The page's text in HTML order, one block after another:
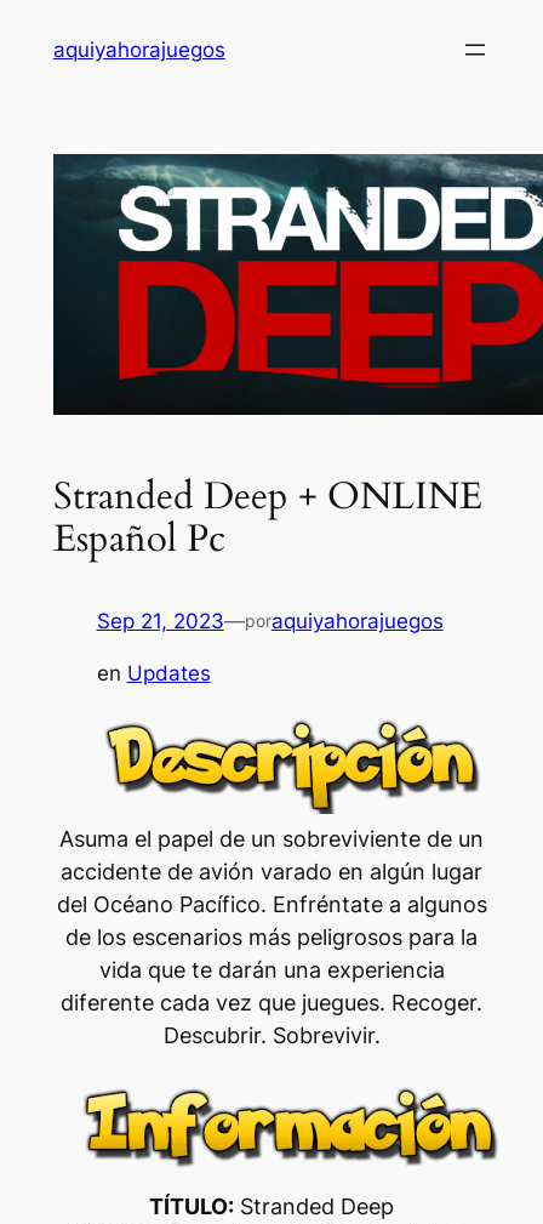
aquiyahorajuegos
Stranded Deep + ONLINE
Español Pc
Sep 21, 2023—poraquiyahorajuegos
en Updates
Asuma el papel de un sobreviviente de un
accidente de avión varado en algún lugar
del Océano Pacífico. Enfréntate a algunos
de los escenarios más peligrosos para la
vida que te darán una experiencia
diferente cada vez que juegues. Recoger.
Descubrir. Sobrevivir.
TÍTULO: Stranded Deep